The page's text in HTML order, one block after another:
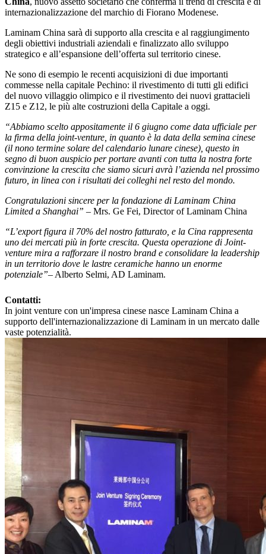
internazionalizzazione del marchio di Fiorano Modenese.
Laminam China sarà di supporto alla crescita e al raggiungimento
degli obiettivi industriali aziendali e finalizzato allo sviluppo
strategico e all’espansione dell’offerta sul territorio cinese.
Ne sono di esempio le recenti acquisizioni di due importanti
commesse nella capitale Pechino: il rivestimento di tutti gli edifici
del nuovo villaggio olimpico e il rivestimento dei nuovi grattacieli
Z15 e Z12, le più alte costruzioni della Capitale a oggi.
“Abbiamo scelto appositamente il 6 giugno come data ufficiale per
la firma della joint-venture, in quanto è la data della semina cinese
(il nono termine solare del calendario lunare cinese), questo in
segno di buon auspicio per portare avanti con tutta la nostra forte
convinzione la crescita che siamo sicuri avrà l’azienda nel prossimo
futuro, in linea con i risultati dei colleghi nel resto del mondo.
Congratulazioni sincere per la fondazione di Laminam China
Limited a Shanghai” – Mrs. Ge Fei, Director of Laminam China
“L’export figura il 70% del nostro fatturato, e la Cina rappresenta
uno dei mercati più in forte crescita. Questa operazione di Joint-
venture mira a rafforzare il nostro brand e consolidare la leadership
in un territorio dove le lastre ceramiche hanno un enorme
potenziale”– Alberto Selmi, AD Laminam.
Contatti:
In joint venture con un'impresa cinese nasce Laminam China a
supporto dell'internazionalizzazione di Laminam in un mercato dalle
vaste potenzialità.